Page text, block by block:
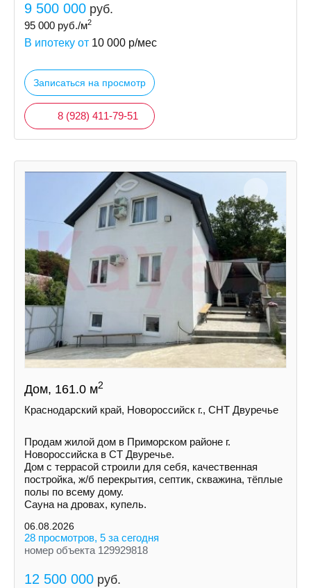
9 500 000 руб.
95 000 руб./м2
В ипотеку от 10 000 р/мес
Записаться на просмотр
8 (928) 411-79-51
Дом, 161.0 м2
Краснодарский край, Новороссийск г., СНТ Двуречье
Продам жилой дом в Приморском районе г.
Новороссийска в СТ Двуречье.
Дом с террасой строили для себя, качественная
постройка, ж/б перекрытия, септик, скважина, тёплые
полы по всему дому.
Сауна на дровах, купель.
06.08.2026
28 просмотров, 5 за сегодня
номер объекта 129929818
12 500 000 руб.